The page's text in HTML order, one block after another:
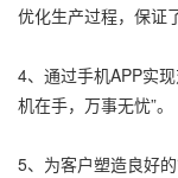
优化生产过程，保证
4、通过手机APP实
机在手，万事无忧”。
5、为客户塑造良好